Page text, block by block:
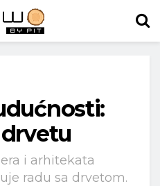
i arhitekata
radu sa drvetom.